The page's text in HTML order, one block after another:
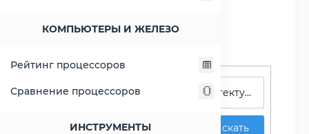
КОМПЬЮТЕРЫ И ЖЕЛЕЗО
Рейтинг процессоров
Сравнение процессоров
ИНСТРУМЕНТЫ
Поиск процессоров
Искать